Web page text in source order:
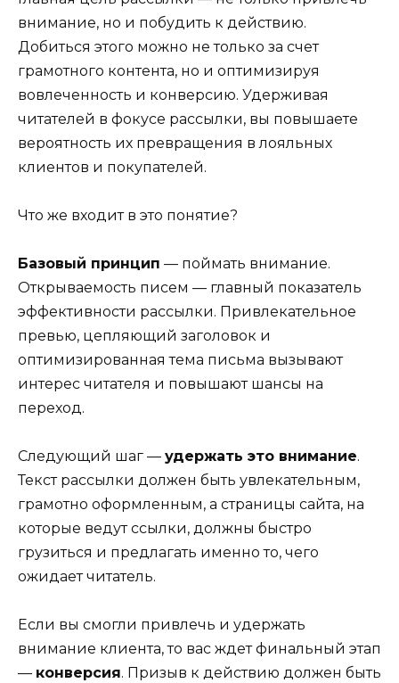
внимание, но и побудить к действию.
Добиться этого можно не только за счет
грамотного контента, но и оптимизируя
вовлеченность и конверсию. Удерживая
читателей в фокусе рассылки, вы повышаете
вероятность их превращения в лояльных
клиентов и покупателей.
Что же входит в это понятие?
Базовый принцип — поймать внимание.
Открываемость писем — главный показатель
эффективности рассылки. Привлекательное
превью, цепляющий заголовок и
оптимизированная тема письма вызывают
интерес читателя и повышают шансы на
переход.
Следующий шаг — удержать это внимание.
Текст рассылки должен быть увлекательным,
грамотно оформленным, а страницы сайта, на
которые ведут ссылки, должны быстро
грузиться и предлагать именно то, чего
ожидает читатель.
Если вы смогли привлечь и удержать
внимание клиента, то вас ждет финальный этап
— конверсия. Призыв к действию должен быть